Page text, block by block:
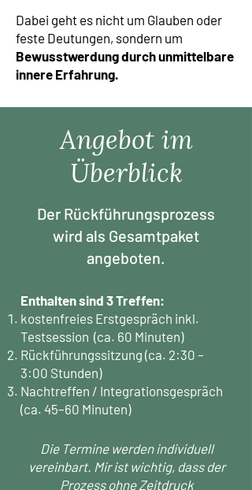
Dabei geht es nicht um Glauben oder
feste Deutungen, sondern um
Bewusstwerdung durch unmittelbare
innere Erfahrung.
Angebot im
Überblick
Der Rückführungsprozess
wird als Gesamtpaket
angeboten.
Enthalten sind 3 Treffen:
kostenfreies Erstgespräch inkl.
Testsession (ca. 60 Minuten)
Rückführungssitzung (ca. 2:30 –
3:00 Stunden)
Nachtreffen / Integrationsgespräch
(ca. 45–60 Minuten)
Die Termine werden individuell
vereinbart. Mir ist wichtig, dass der
Prozess ohne Zeitdruck